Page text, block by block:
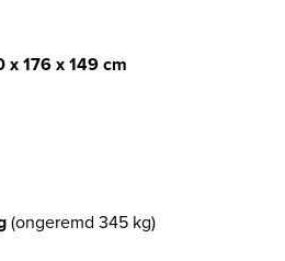
x 176 x 149 cm
(ongeremd 345 kg)